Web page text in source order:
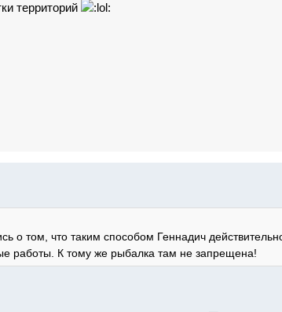
территорий
о том, что таким способом Геннадич
работы. К тому же рыбалка там не запрещена!